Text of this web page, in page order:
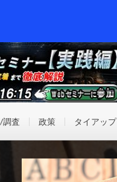
調査 政策 タイアップ